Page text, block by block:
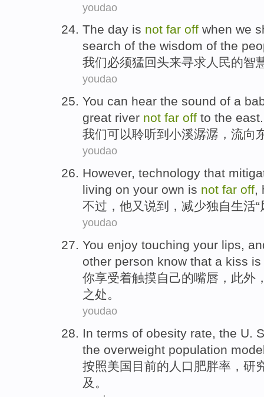
youdao
The day is not far off when we
search of the wisdom of the
我们必须猛回头来寻求 人民的智
youdao
You can hear the sound of a
great river not far off to the east.
我们可以聆听到 小溪潺潺 ，流向
youdao
However, technology that
living on your own is not far off,
不过 ， 他又说到， 减少独自生活“
youdao
You enjoy touching your lips,
other person know that a kiss is
你享受着触摸自己的嘴唇 ， 此外
之处。
youdao
In terms of obesity rate the U.
the overweight population
按照美国 目前的 人口 肥胖率 ， 研
及。